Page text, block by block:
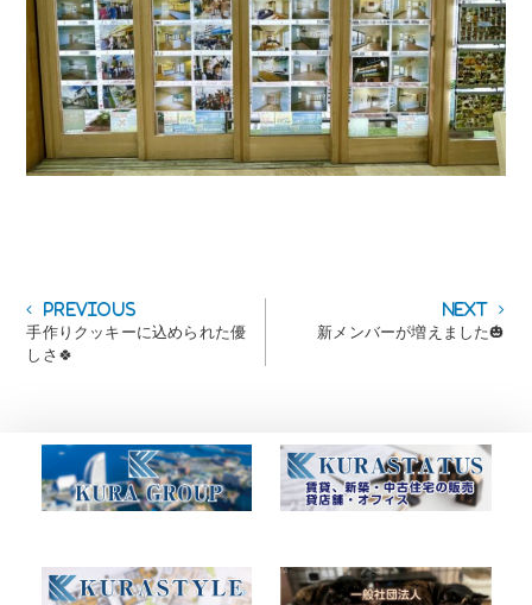
投
稿
ナ
シ
ョ
PreviousPrevious
post:
手作りクッキーに込められた優
しさ🍀
Next
post:新メンバーが増えました🎃